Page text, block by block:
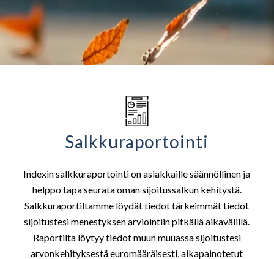
Salkkuraportointi
Indexin salkkuraportointi on asiakkaille säännöllinen ja
helppo tapa seurata oman sijoitussalkun kehitystä.
Salkkuraportiltamme löydät tiedot tärkeimmät tiedot
sijoitustesi menestyksen arviointiin pitkällä aikavälillä.
Raportilta löytyy tiedot muun muuassa sijoitustesi
arvonkehityksestä euromääräisesti, aikapainotetut